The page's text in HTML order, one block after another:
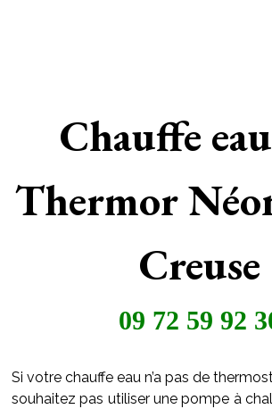
Chauffe
Thermor
Creuse
09 72 59 92
Si votre chauffe eau n’a pas de
souhaitez pas utiliser une pompe à